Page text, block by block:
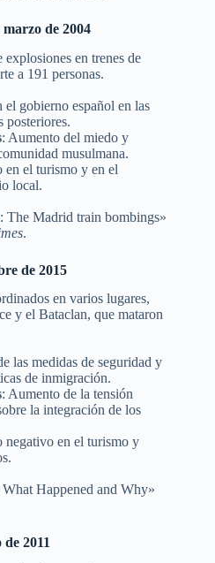
de 2004
explosiones en trenes de
a 191 personas.
el gobierno español en las
posteriores.
: Aumento del miedo y
musulmana.
en el turismo y en el
local.
The Madrid train bombings»
.
de 2015
en varios lugares,
y el Bataclan, que mataron
las medidas de seguridad y
de inmigración.
: Aumento de la tensión
la integración de los
negativo en el turismo y
Happened and Why»
2011